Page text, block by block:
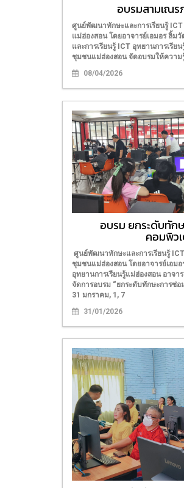
อบรมสามเณ
ศูนย์พัฒนาทักษะและการเรียนรู้
แม่ฮ่องสอน โดยอาจารย์เอมอร ลิ้
และการเรียนรู้ ICT อุทยานการเรีย
ชุมชนแม่ฮ่องสอน จัดอบรมให้ควา
08/04/2026
อบรม ยกระดับทัก
คอมพิว
ศูนย์พัฒนาทักษะและการเรียนรู้
ชุมชนแม่ฮ่องสอน โดยอาจารย์เอม
อุทยานการเรียนรู้แม่ฮ่องสอน อาจ
จัดการอบรม “ยกระดับทักษะการซ่อ
31 มกราคม, 1, 7
31/01/2026